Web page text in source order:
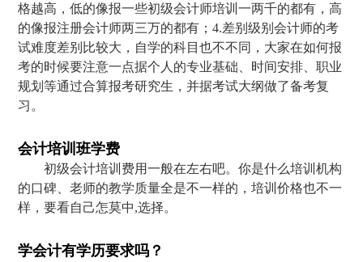
格越高，低的像报一些初级会计师培训一两千的都有，高
的像报注册会计师两三万的都有；4.差别级别会计师的考
试难度差别比较大，自学的科目也不不同，大家在如何报
考的时候要注意一点据个人的专业基础、时间安排、职业
规划等通过合算报考研究生，并据考试大纲做了备考复
习。
会计培训班学费
初级会计培训费用一般在左右吧。你是什么培训机构
的口碑、老师的教学质量全是不一样的，培训价格也不一
样，要看自己怎莫中,选择。
学会计有学历要求吗？